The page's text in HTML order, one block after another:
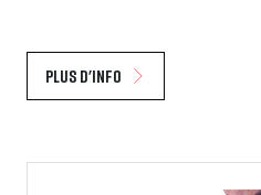
Plus d'info